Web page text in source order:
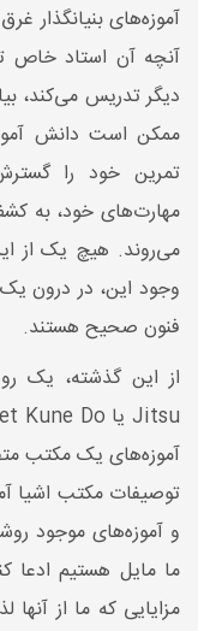
آموزه‌های بنیانگذار
آنچه آن استاد خاص
دیگر تدریس می‌کند،
ممکن است دانش
تمرین خود را
مهارت‌های خود، به
می‌روند. هیچ یک از
وجود این، در درون
فنون صحیح هستند.
آموزه‌های یک مکتب
توصیفات مکتب اشیا
و آموزه‌های موجود
ما مایل هستیم ادعا
مزایایی که ما از